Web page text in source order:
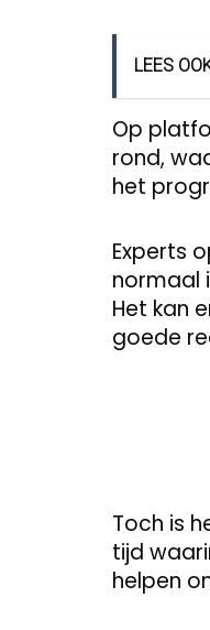
LEES
Op
rond,
het
Experts
normaal
Het kan
goede
Toch is
tijd
helpen